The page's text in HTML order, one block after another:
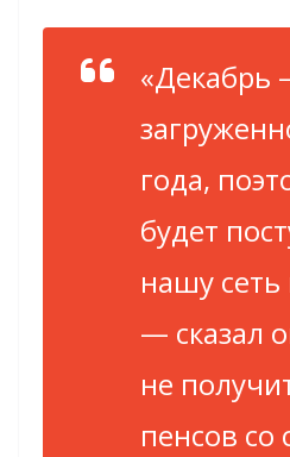
«Декабрь
года,
будет
нашу сеть
— сказал
не
пенсов со